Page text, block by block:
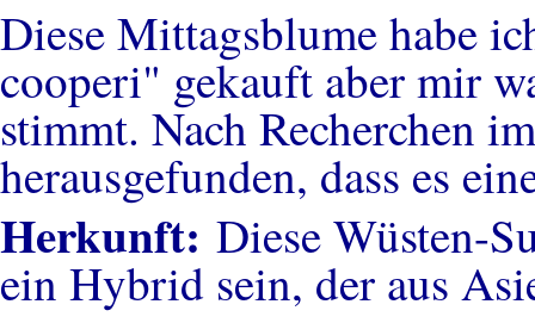
Diese Mittagsblume habe
cooperi" gekauft aber mir
stimmt. Nach Recherchen
herausgefunden, dass es
Herkunft: Diese Wüsten-
ein Hybrid sein, der aus